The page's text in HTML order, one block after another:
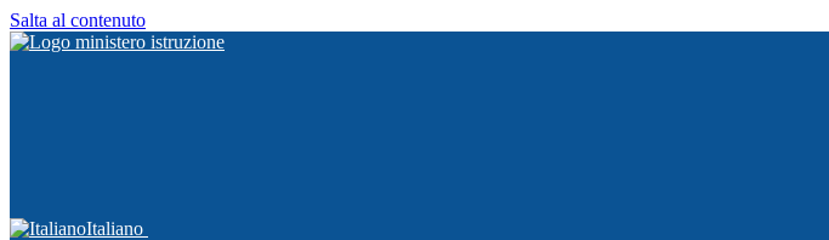
Salta al contenuto
Italiano